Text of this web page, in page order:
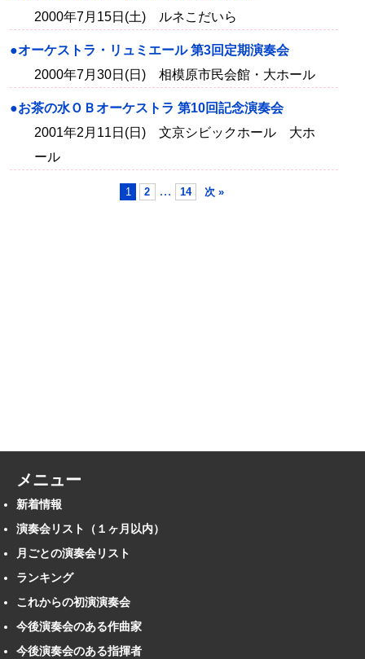
2000年7月15日(土) ルネこだいら
●オーケストラ・リュミエール 第3回定期演奏会
2000年7月30日(日) 相模原市民会館・大ホール
●お茶の水ＯＢオーケストラ 第10回記念演奏会
2001年2月11日(日) 文京シビックホール 大ホ
ール
1 2 … 14 次 »
メニュー
新着情報
演奏会リスト（１ヶ月以内）
月ごとの演奏会リスト
ランキング
これからの初演演奏会
今後演奏会のある作曲家
今後演奏会のある指揮者